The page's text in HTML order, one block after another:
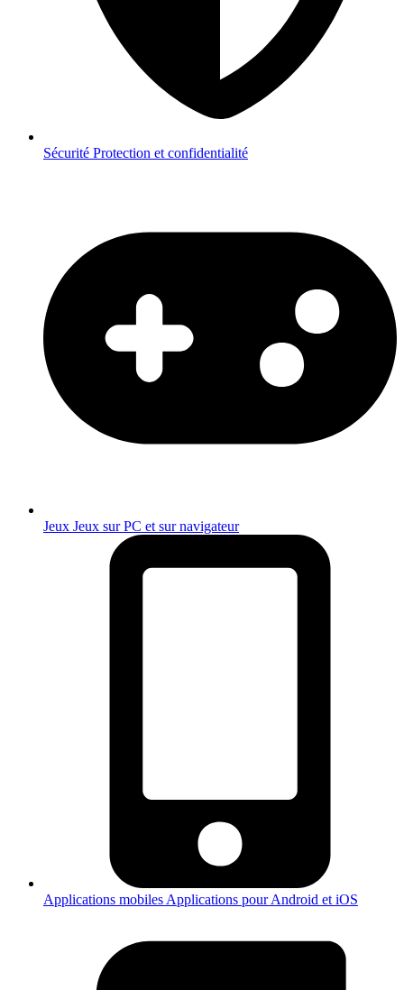
Sécurité Protection et confidentialité
Jeux Jeux sur PC et sur navigateur
Applications mobiles Applications pour Android et iOS